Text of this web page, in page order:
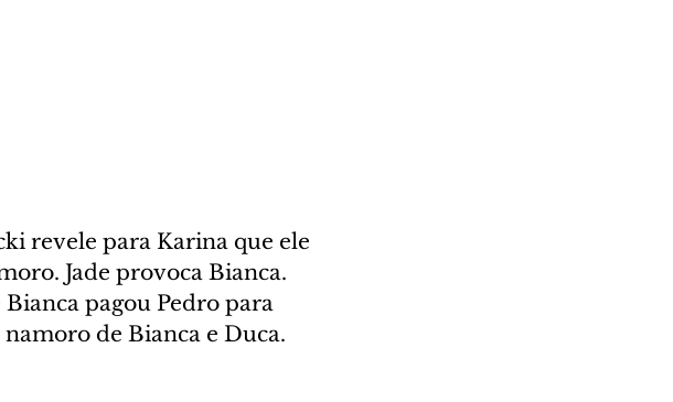
revele para Karina que ele
Jade provoca Bianca.
pagou Pedro para
de Bianca e Duca.